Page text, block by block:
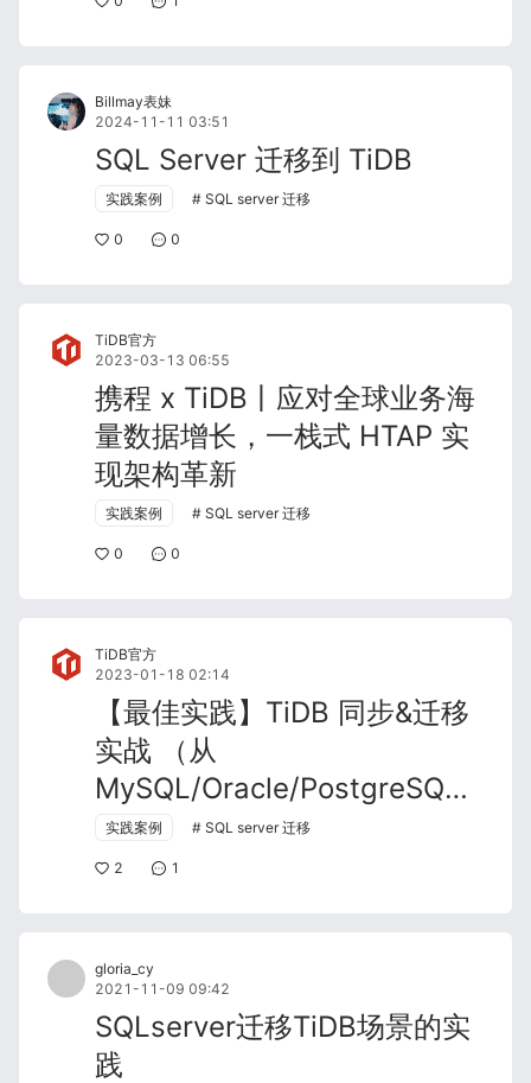
Billmay表妹
2024-11-11 03:51
SQL Server 迁移到 TiDB
实践案例 SQL server 迁移
0 0
TiDB官方
2023-03-13 06:55
携程 x TiDB丨应对全球业务海
量数据增长，一栈式 HTAP 实
现架构革新
实践案例 SQL server 迁移
0 0
TiDB官方
2023-01-18 02:14
【最佳实践】TiDB 同步&迁移
实战 （从
MySQL/Oracle/PostgreSQL/
到 TiDB ）
实践案例 SQL server 迁移
2 1
gloria_cy
2021-11-09 09:42
SQLserver迁移TiDB场景的实
践